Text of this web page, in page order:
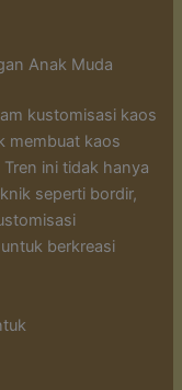
Anak Muda
kustomisasi kaos
membuat kaos
ini tidak hanya
seperti bordir,
berkreasi